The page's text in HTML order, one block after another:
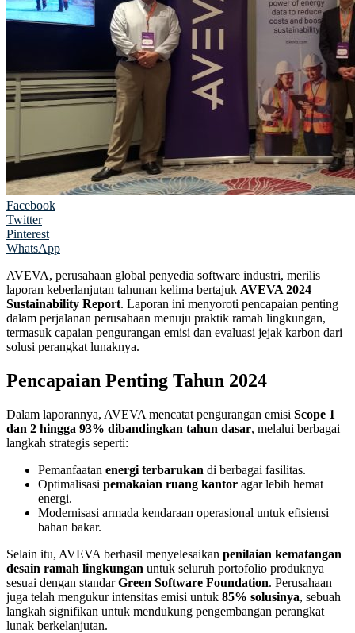
Facebook
Twitter
Pinterest
WhatsApp
AVEVA, perusahaan global penyedia software industri, merilis
laporan keberlanjutan tahunan kelima bertajuk AVEVA 2024
Sustainability Report. Laporan ini menyoroti pencapaian penting
dalam perjalanan perusahaan menuju praktik ramah lingkungan,
termasuk capaian pengurangan emisi dan evaluasi jejak karbon dari
solusi perangkat lunaknya.
Pencapaian Penting Tahun 2024
Dalam laporannya, AVEVA mencatat pengurangan emisi Scope 1
dan 2 hingga 93% dibandingkan tahun dasar, melalui berbagai
langkah strategis seperti:
Pemanfaatan energi terbarukan di berbagai fasilitas.
Optimalisasi pemakaian ruang kantor agar lebih hemat
energi.
Modernisasi armada kendaraan operasional untuk efisiensi
bahan bakar.
Selain itu, AVEVA berhasil menyelesaikan penilaian kematangan
desain ramah lingkungan untuk seluruh portofolio produknya
sesuai dengan standarGreen Software Foundation. Perusahaan
juga telah mengukur intensitas emisi untuk 85% solusinya, sebuah
langkah signifikan untuk mendukung pengembangan perangkat
lunak berkelanjutan.